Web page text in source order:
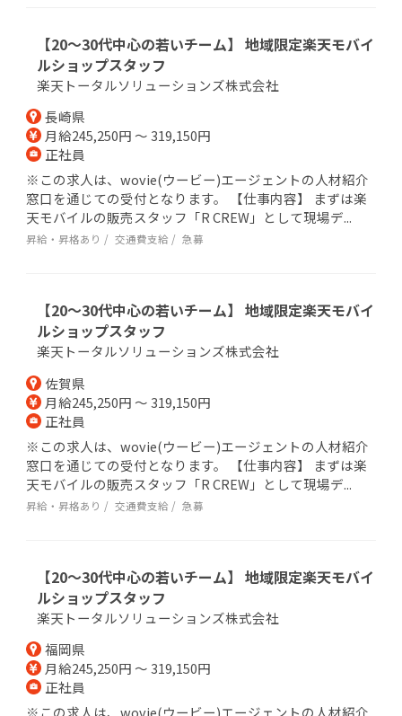
【20～30代中心の若いチーム】 地域限定楽天モバイ
ルショップスタッフ
楽天トータルソリューションズ株式会社
長崎県
月給245,250円 ～ 319,150円
正社員
※この求人は、wovie(ウービー)エージェントの人材紹介
窓口を通じての受付となります。 【仕事内容】 まずは楽
天モバイルの販売スタッフ「R CREW」として現場デ...
昇給・昇格あり 交通費支給 急募
【20～30代中心の若いチーム】 地域限定楽天モバイ
ルショップスタッフ
楽天トータルソリューションズ株式会社
佐賀県
月給245,250円 ～ 319,150円
正社員
※この求人は、wovie(ウービー)エージェントの人材紹介
窓口を通じての受付となります。 【仕事内容】 まずは楽
天モバイルの販売スタッフ「R CREW」として現場デ...
昇給・昇格あり 交通費支給 急募
【20～30代中心の若いチーム】 地域限定楽天モバイ
ルショップスタッフ
楽天トータルソリューションズ株式会社
福岡県
月給245,250円 ～ 319,150円
正社員